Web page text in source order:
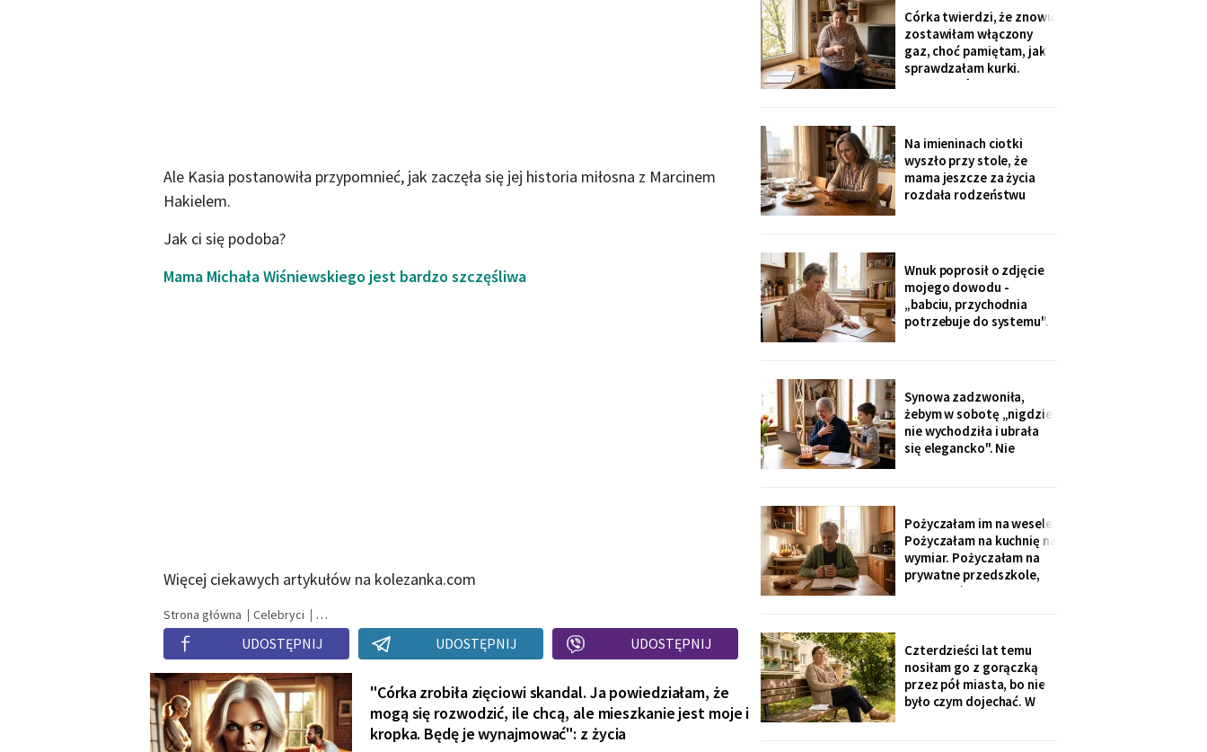
Ale Kasia postanowiła przypomnieć, jak zaczęła się jej historia miłosna z Marcinem
Hakielem.
Jak ci się podoba?
Mama Michała Wiśniewskiego jest bardzo szczęśliwa
Więcej ciekawych artykułów na kolezanka.com
Strona główna Celebryci
UDOSTĘPNIJ UDOSTĘPNIJ UDOSTĘPNIJ
"Córka zrobiła zięciowi skandal. Ja powiedziałam, że
mogą się rozwodzić, ile chcą, ale mieszkanie jest moje i
kropka. Będę je wynajmować": z życia
spotkałam dawną
sąsiadkę stamtąd: „Co
weekend inni ludzie z
walizkami, klucze w
skrzynce na szyfr.
Córka twierdzi, że znowu
zostawiłam włączony
gaz, choć pamiętam, jak
sprawdzałam kurki.
Klucze, które „zgubiłam",
sąsiadka wspomniała, że
córka była u mnie we
wtorek - kiedy ja
siedziałam w przychodni.
Nigdy nie dawałam
Na imieninach ciotki
wyszło przy stole, że
mama jeszcze za życia
rozdała rodzeństwu
dostałam jej różaniec, po
pogrzebie, z szuflady.
Siostra wyjaśniła: „Ty i
tak zawsze byłaś
ustawiona."
Wnuk poprosił o zdjęcie
mojego dowodu -
„babciu, przychodnia
potrzebuje do systemu".
tysiące, na moje dane.
Wnuk płakał, że odda.
Córka na to: „tylko
nigdzie nie zgłaszaj,
chcesz mu zniszczyć
Synowa zadzwoniła,
żebym w sobotę „nigdzie
nie wychodziła i ubrała
się elegancko". Nie
domu opieki. Przyjechali
z tortem i laptopem:
bilety do Rzymu na moje
siedemdziesiąte
urodziny
Pożyczałam im na wesele.
Pożyczałam na kuchnię na
wymiar. Pożyczałam na
prywatne przedszkole,
„bo Kubuś jest wrażliwy".
poprosiłam o pożyczkę -
na okulary progresywne -
i usłyszałam, że „trzeba
było sobie
Czterdzieści lat temu
nosiłam go z gorączką
przez pół miasta, bo nie
było czym dojechać. W